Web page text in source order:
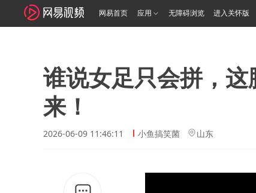
网易首页 应用 无障碍浏览 进入关怀版
谁说女足只会拼，
来！
2026-06-09 11:46:11 小鱼搞笑菌 山东